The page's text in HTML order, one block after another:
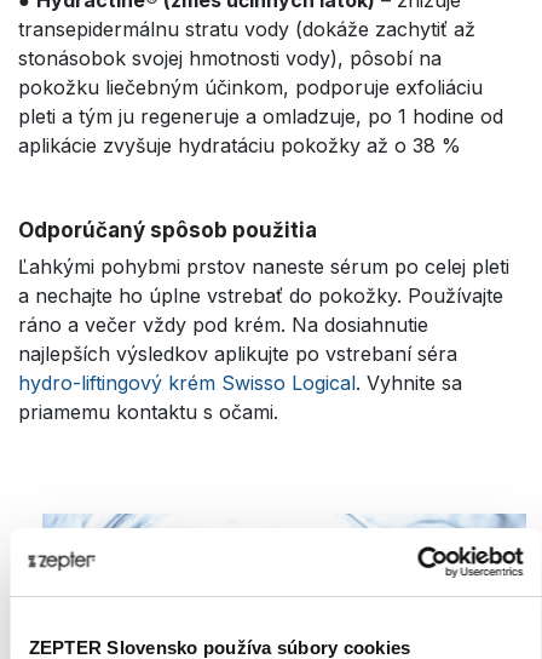
ZEPTER Slovensko používa súbory cookies
transepidermálnu stratu vody (dokáže zachytiť až
stonásobok svojej hmotnosti vody), pôsobí na
pokožku liečebným účinkom, podporuje exfoliáciu
pleti a tým ju regeneruje a omladzuje, po 1 hodine od
aplikácie zvyšuje hydratáciu pokožky až o 38 %
Odporúčaný spôsob použitia
Ľahkými pohybmi prstov naneste sérum po celej pleti
a nechajte ho úplne vstrebať do pokožky. Používajte
ráno a večer vždy pod krém. Na dosiahnutie
najlepších výsledkov aplikujte po vstrebaní séra
hydro-liftingový krém Swisso Logical. Vyhnite sa
priamemu kontaktu s očami.